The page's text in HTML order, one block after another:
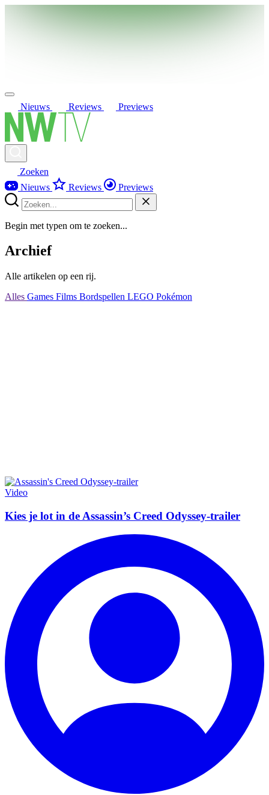
Nieuws Reviews Previews
Zoeken
Nieuws
Reviews Previews
Begin met typen om te zoeken...
Archief
Alle artikelen op een rij.
Alles Games Films Bordspellen LEGO Pokémon
Video
Kies je lot in de Assassin’s Creed Odyssey-trailer